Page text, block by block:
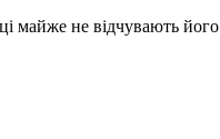
майже не відчувають